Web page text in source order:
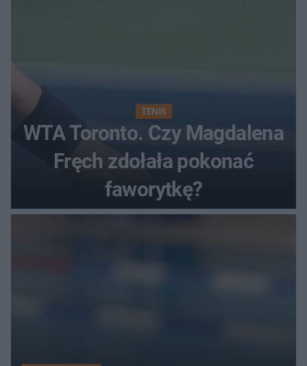
TENIS
WTA Toronto. Czy Magdalena
Fręch zdołała pokonać
faworytkę?